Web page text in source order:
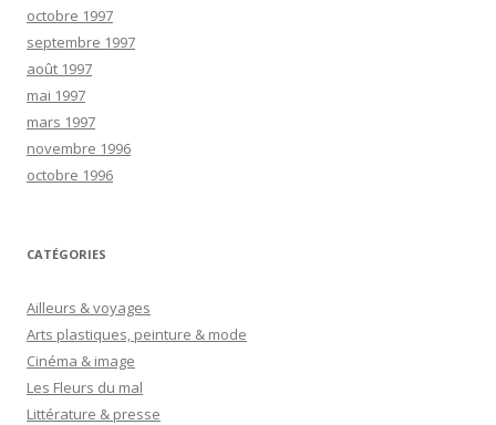
octobre 1997
septembre 1997
août 1997
mai 1997
mars 1997
novembre 1996
octobre 1996
CATÉGORIES
Ailleurs & voyages
Arts plastiques, peinture & mode
Cinéma & image
Les Fleurs du mal
Littérature & presse